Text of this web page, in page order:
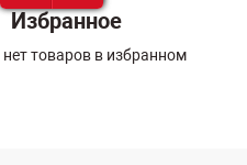
Избранное
нет товаров в избранном